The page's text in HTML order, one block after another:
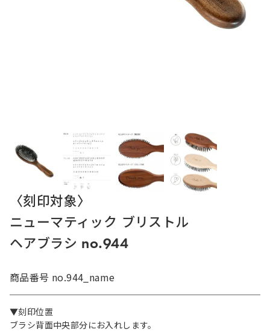
〈刻印対象〉
ニューマティック ブリストル
ヘアブラシ no.944
商品番号 no.944_name
▼刻印位置
ブラシ背面中央部分にお入れします。